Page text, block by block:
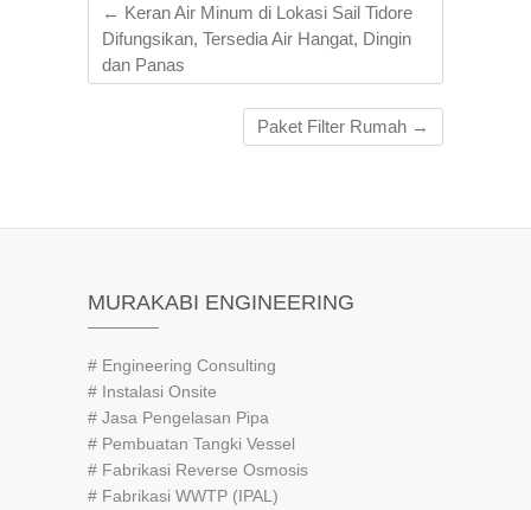
← Keran Air Minum di Lokasi Sail Tidore
Difungsikan, Tersedia Air Hangat, Dingin
dan Panas
Paket Filter Rumah →
MURAKABI ENGINEERING
# Engineering Consulting
# Instalasi Onsite
# Jasa Pengelasan Pipa
# Pembuatan Tangki Vessel
# Fabrikasi Reverse Osmosis
# Fabrikasi WWTP (IPAL)